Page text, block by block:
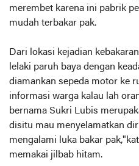
merembet karena ini pabrik
mudah terbakar pak.
Dari lokasi kejadian
lelaki paruh baya dengan
diamankan sepeda motor ke
informasi warga kalau lah
bernama Sukri Lubis
disitu mau menyelamatkan
mengalami luka bakar
memakai jilbab hitam.